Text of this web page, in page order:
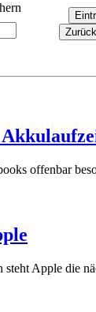
offenbar
steht Apple die